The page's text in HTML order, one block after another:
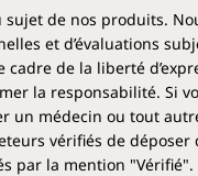
Produit
Conformément
tels que des
comme le stéarate
de nos produits.
et d’évaluations
de la liberté
la responsabilité. Si
un médecin ou tout
vérifiés de
par la mention "Vérifié".